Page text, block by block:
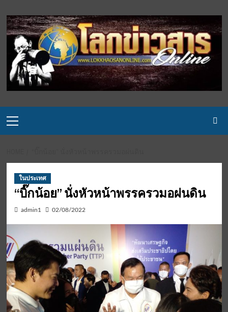
to
content
Menu
ในประเทศ
“บิ๊กน้อย” นั่งหัวหน้าพรรครวมอผ่นดิน
admin1 02/08/2022